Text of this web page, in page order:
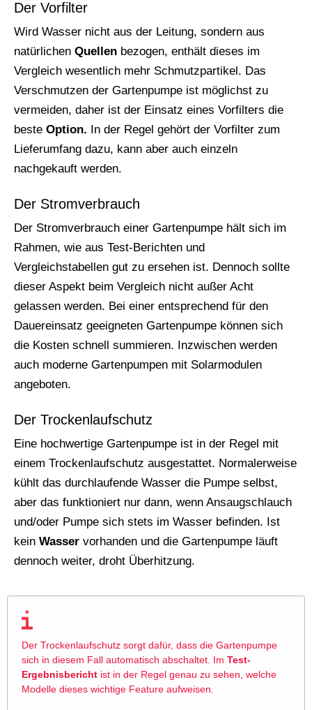
Der Vorfilter
Wird Wasser nicht aus der Leitung, sondern aus
natürlichen Quellen bezogen, enthält dieses im
Vergleich wesentlich mehr Schmutzpartikel. Das
Verschmutzen der Gartenpumpe ist möglichst zu
vermeiden, daher ist der Einsatz eines Vorfilters die
beste Option. In der Regel gehört der Vorfilter zum
Lieferumfang dazu, kann aber auch einzeln
nachgekauft werden.
Der Stromverbrauch
Der Stromverbrauch einer Gartenpumpe hält sich im
Rahmen, wie aus Test-Berichten und
Vergleichstabellen gut zu ersehen ist. Dennoch sollte
dieser Aspekt beim Vergleich nicht außer Acht
gelassen werden. Bei einer entsprechend für den
Dauereinsatz geeigneten Gartenpumpe können sich
die Kosten schnell summieren. Inzwischen werden
auch moderne Gartenpumpen mit Solarmodulen
angeboten.
Der Trockenlaufschutz
Eine hochwertige Gartenpumpe ist in der Regel mit
einem Trockenlaufschutz ausgestattet. Normalerweise
kühlt das durchlaufende Wasser die Pumpe selbst,
aber das funktioniert nur dann, wenn Ansaugschlauch
und/oder Pumpe sich stets im Wasser befinden. Ist
kein Wasser vorhanden und die Gartenpumpe läuft
dennoch weiter, droht Überhitzung.
Der Trockenlaufschutz sorgt dafür, dass die Gartenpumpe
sich in diesem Fall automatisch abschaltet. Im Test-
Ergebnisbericht ist in der Regel genau zu sehen, welche
Modelle dieses wichtige Feature aufweisen.